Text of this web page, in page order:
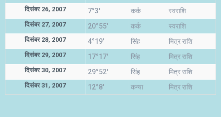
दिसंबर 26, 2007 7°3' कर्क स्वराशि
दिसंबर 27, 2007 20°55' कर्क स्वराशि
दिसंबर 28, 2007 4°19' सिंह मित्र राशि
दिसंबर 29, 2007 17°17' सिंह मित्र राशि
दिसंबर 30, 2007 29°52' सिंह मित्र राशि
दिसंबर 31, 2007 12°8' कन्या मित्र राशि